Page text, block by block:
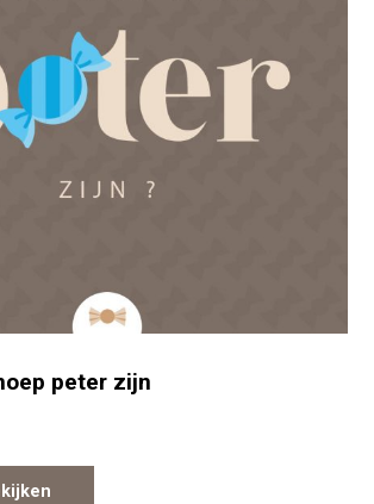
peter zijn